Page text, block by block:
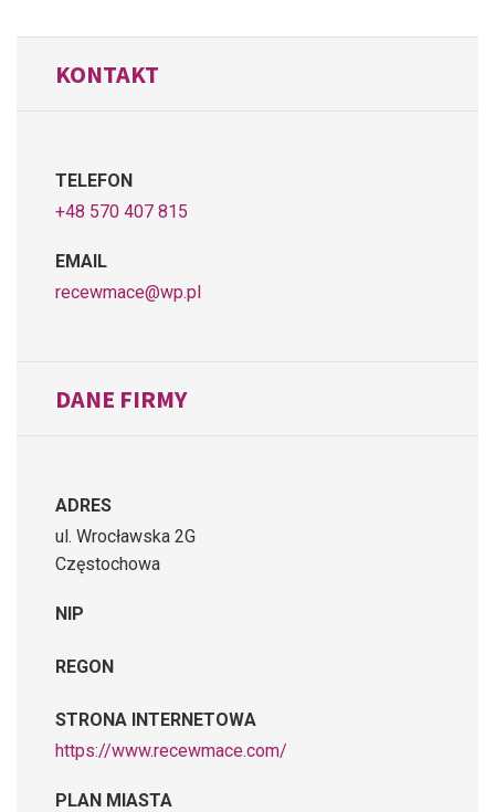
KONTAKT
TELEFON
+48 570 407 815
EMAIL
recewmace@wp.pl
DANE FIRMY
ADRES
ul. Wrocławska 2G
Częstochowa
NIP
REGON
STRONA INTERNETOWA
https://www.recewmace.com/
PLAN MIASTA